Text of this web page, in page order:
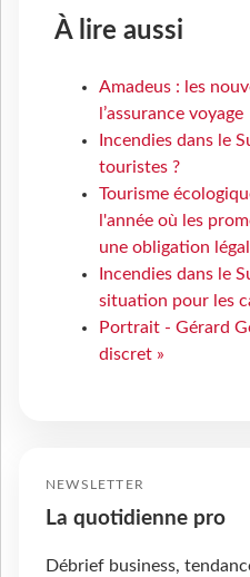
À lire aussi
Amadeus : les
l’assurance voyage
Incendies dans le
touristes ?
Tourisme
l'année où les
une obligation
Incendies dans le
situation pour les
Portrait - Gérard
discret »
NEWSLETTER
La quotidienne pro
Débrief business,